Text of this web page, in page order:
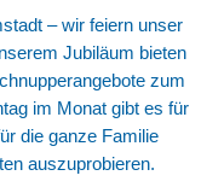
– wir feiern unser
Jubiläum bieten
zum
im Monat gibt es für
die ganze Familie
auszuprobieren.